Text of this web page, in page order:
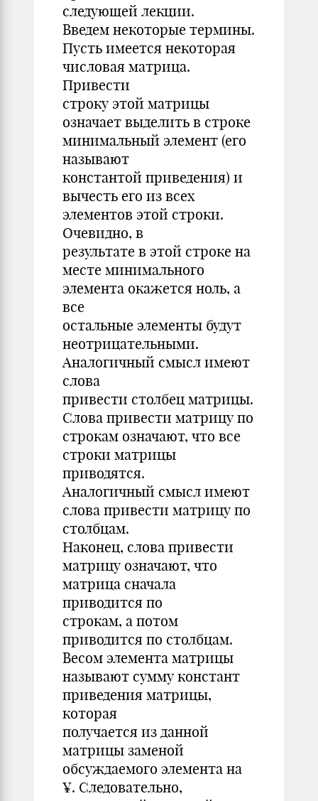
следующей лекции.
Введем некоторые термины.
Пусть имеется некоторая
числовая матрица.
Привести
строку этой матрицы
означает выделить в строке
минимальный элемент (его
называют
константой приведения) и
вычесть его из всех
элементов этой строки.
Очевидно, в
результате в этой строке на
месте минимального
элемента окажется ноль, а
все
остальные элементы будут
неотрицательными.
Аналогичный смысл имеют
слова
привести столбец матрицы.
Слова привести матрицу по
строкам означают, что все
строки матрицы
приводятся.
Аналогичный смысл имеют
слова привести матрицу по
столбцам.
Наконец, слова привести
матрицу означают, что
матрица сначала
приводится по
строкам, а потом
приводится по столбцам.
Весом элемента матрицы
называют сумму констант
приведения матрицы,
которая
получается из данной
матрицы заменой
обсуждаемого элемента на
¥. Следовательно,